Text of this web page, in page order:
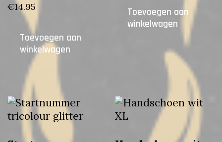
€14.95
Toevoegen aan
winkelwagen
Toevoegen aan
winkelwagen